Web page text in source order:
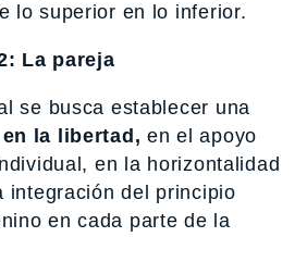
lo superior en lo inferior.
La pareja
se busca establecer una
la libertad, en el apoyo
en la horizontalidad
integración del principio
en cada parte de la